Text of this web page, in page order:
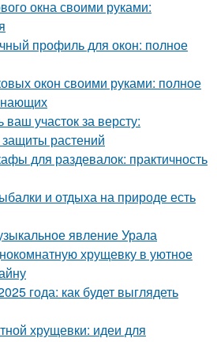
окна своими руками:
профиль для окон: полное
окон своими руками: полное
ваш участок за версту:
растений
для раздевалок: практичность
и отдыха на природе есть
явление Урала
хрущевку в уютное
года: как будет выглядеть
хрущевки: идеи для